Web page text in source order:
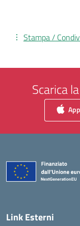
Stampa /
Scarica
Link Esterni